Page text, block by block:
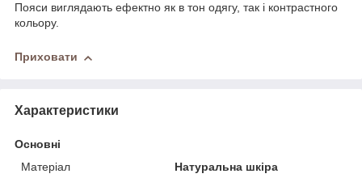
Пояси виглядають ефектно як в тон одягу, так і контрастного
кольору.
Приховати
Характеристики
Основні
Матеріал
Натуральна шкіра